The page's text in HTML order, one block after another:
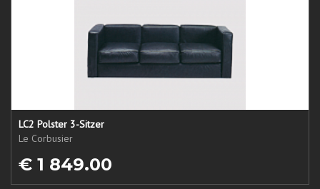
LC2 Polster 3-Sitzer
Le Corbusier
€ 1 849.00